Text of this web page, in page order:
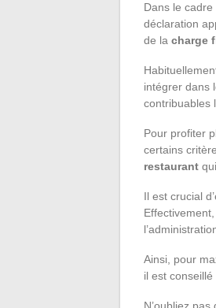
Dans le cadre
déclaration
de la charge
intégrer dans
contribuables
Pour profiter
certains
restaurant
Il est crucial
Ainsi, pour
il est